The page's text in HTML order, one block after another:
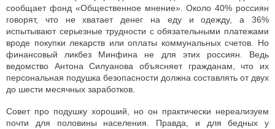
сообщает фонд «Общественное мнение». Около 40% россиян
говорят, что не хватает денег на еду и одежду, а 36%
испытывают серьезные трудности с обязательными платежами
вроде покупки лекарств или оплаты коммунальных счетов. Но
финансовый ликбез Минфина не для этих россиян. Ведь
ведомство Антона Силуанова объясняет гражданам, что их
персональная подушка безопасности должна составлять от двух
до шести месячных заработков.
Совет про подушку хороший, но он практически нереализуем
почти для половины населения. Правда, и для бедных у